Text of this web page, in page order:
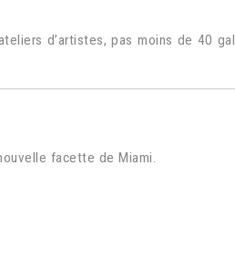
d’artistes, pas moins de 40
facette de Miami.